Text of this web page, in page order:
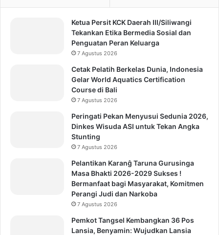
Ketua Persit KCK Daerah III/Siliwangi
Tekankan Etika Bermedia Sosial dan
Penguatan Peran Keluarga
7 Agustus 2026
Cetak Pelatih Berkelas Dunia, Indonesia
Gelar World Aquatics Certification
Course di Bali
7 Agustus 2026
Peringati Pekan Menyusui Sedunia 2026,
Dinkes Wisuda ASI untuk Tekan Angka
Stunting
7 Agustus 2026
Pelantikan Karanĝ Taruna Gurusinga
Masa Bhakti 2026-2029 Sukses !
Bermanfaat bagi Masyarakat, Komitmen
Perangi Judi dan Narkoba
7 Agustus 2026
Pemkot Tangsel Kembangkan 36 Pos
Lansia, Benyamin: Wujudkan Lansia